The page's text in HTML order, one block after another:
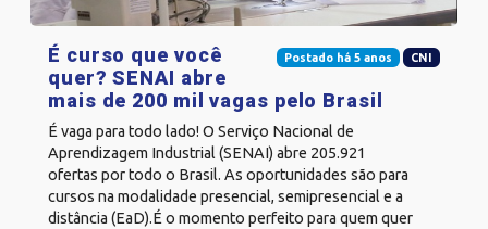
Postado há 5 anos CNI
É curso que você
quer? SENAI abre
mais de 200 mil vagas pelo Brasil
É vaga para todo lado! O Serviço Nacional de
Aprendizagem Industrial (SENAI) abre 205.921
ofertas por todo o Brasil. As oportunidades são para
cursos na modalidade presencial, semipresencial e a
distância (EaD).É o momento perfeito para quem quer